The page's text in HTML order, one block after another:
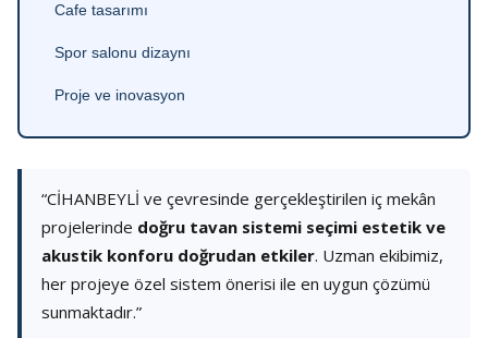
Cafe tasarımı
Spor salonu dizaynı
Proje ve inovasyon
“CİHANBEYLİ ve çevresinde gerçekleştirilen iç mekân
projelerinde doğru tavan sistemi seçimi estetik ve
akustik konforu doğrudan etkiler. Uzman ekibimiz,
her projeye özel sistem önerisi ile en uygun çözümü
sunmaktadır.”